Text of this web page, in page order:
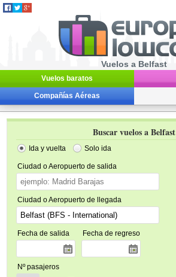
Vuelos a Belfast
Vuelos baratos
Compañías Aéreas
Buscar vuelos a Belfast
Ida y vuelta Solo ida
Ciudad o Aeropuerto de salida
Ciudad o Aeropuerto de llegada
Fecha de salida Fecha de regreso
Nº pasajeros